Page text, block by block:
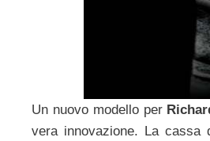
Un nuovo modello per
vera innovazione. La cassa